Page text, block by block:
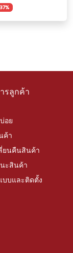
รลูกค้า
อย
ค้า
ยนคืนสินค้า
ะสินค้า
บบและติดตั้ง